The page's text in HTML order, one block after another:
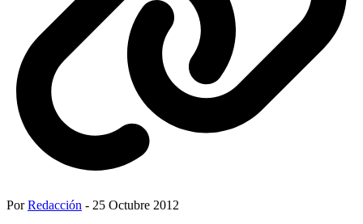
PorRedacción - 25 Octubre 2012